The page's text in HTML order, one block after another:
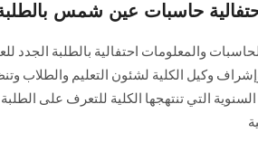
حاسبات عين شمس
وكيل الكلية لشئون التعليم والطلاب
التي تنتهجها الكلية للتعرف على